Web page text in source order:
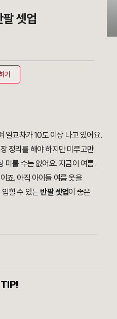
셋업
기
일교차가 10도 이상 나고 있어요.
정리를 해야 하지만 미루고만
미룰 수는 없어요. 지금이 여름
죠. 아직 아이들 여름 옷을
힐 수 있는 반팔 셋업이 좋은
TIP!